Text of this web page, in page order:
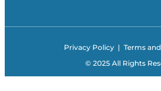
Privacy Policy| Terms
© 2025 All Rights